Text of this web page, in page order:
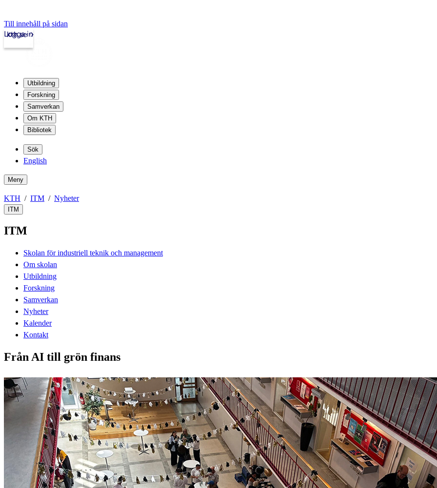
Till innehåll på sidan
kth.se
Logga in
Utbildning
Forskning
Samverkan
Om KTH
Bibliotek
Sök
English
Meny
KTH ITM Nyheter
ITM
ITM
Skolan för industriell teknik och management
Om skolan
Utbildning
Forskning
Samverkan
Nyheter
Kalender
Kontakt
Från AI till grön finans